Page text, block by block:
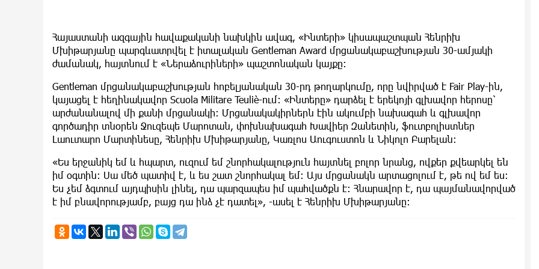
Հայաստանի ազգային հավաքականի նախկին ավագ, «Ինտերի» կիսապաշտպան Հենրիխ
Մխիթարյանը պարգևատրվել է իտալական Gentleman Award մրցանակաբաշխության 30-ամյակի
ժամանակ, հայտնում է «Ներաձուրիների» պաշտոնական կայքը:
Gentleman մրցանակաբաշխության հոբելյանական 30-րդ թողարկումը, որը նվիրված է Fair Play-ին,
կայացել է հեղինակավոր Scuola Militare Teuliè-ում: «Ինտերը» դարձել է երեկոյի գլխավոր հերոսը՝
արժանանալով մի քանի մրցանակի: Մրցանակակիրներն էին ակումբի նախագահ և գլխավոր
գործադիր տնօրեն Ջուզեպե Մարոտան, փոխնախագահ Խավիեր Զանետին, ֆուտբոլիստներ
Լաուտարո Մարտինեսը, Հենրիխ Մխիթարյանը, Կառլոս Աուգուստոն և Նիկոլո Բարելան:
«Ես երջանիկ եմ և հպարտ, ուզում եմ շնորհակալություն հայտնել բոլոր նրանց, ովքեր քվեարկել են
իմ օգտին: Սա մեծ պատիվ է, և ես շատ շնորհակալ եմ: Այս մրցանակն արտացոլում է, թե ով եմ ես:
Ես չեմ ձգտում այդպիսին լինել, դա պարզապես իմ պահվածքն է: Հնարավոր է, դա պայմանավորված
է իմ բնավորությամբ, բայց դա ինձ չէ դատել», -ասել է Հենրիխ Մխիթարյանը: